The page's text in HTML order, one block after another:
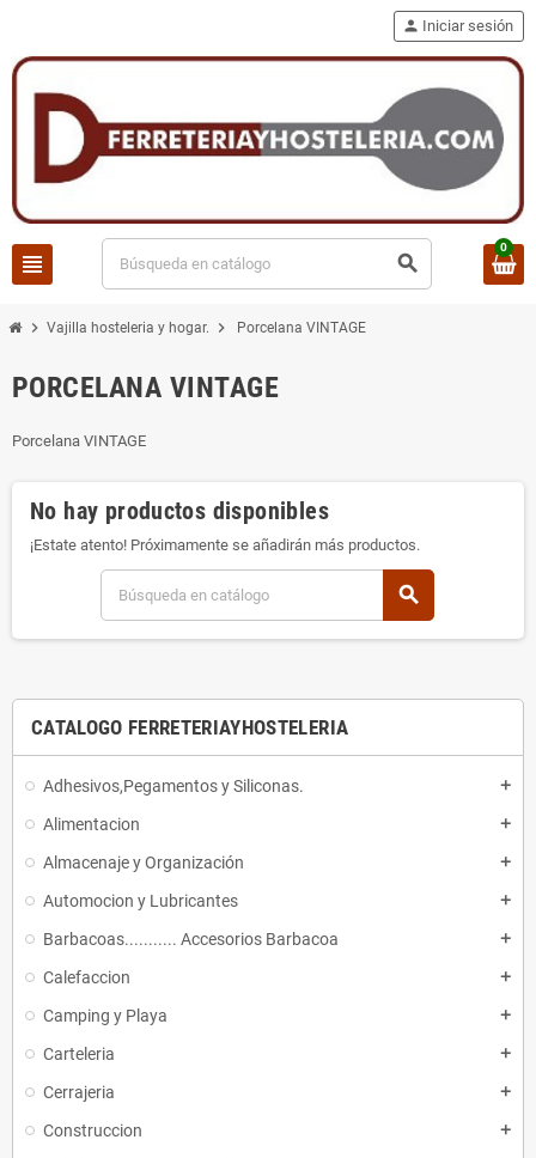
view_headline search
person Iniciar sesión
0
chevron_right Vajilla hosteleria y hogar. chevron_right Porcelana VINTAGE
CATALOGO FERRETERIAYHOSTELERIA
Adhesivos,Pegamentos y Siliconas. add
Alimentacion add
Almacenaje y Organización add
Automocion y Lubricantes add
Barbacoas........... Accesorios Barbacoa add
Calefaccion add
Camping y Playa add
Carteleria add
Cerrajeria add
Construccion add
PORCELANA VINTAGE
Porcelana VINTAGE
No hay productos disponibles
¡Estate atento! Próximamente se añadirán más productos.
search